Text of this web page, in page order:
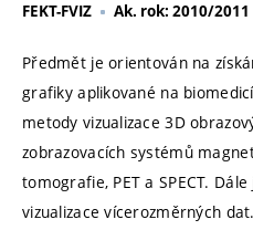
FEKT-FVIZ Ak. rok: 2010/2011
Předmět je orientován na
grafiky aplikované na
metody vizualizace 3D
zobrazovacích systémů
tomografie, PET a SPECT.
vizualizace vícerozměrných dat.